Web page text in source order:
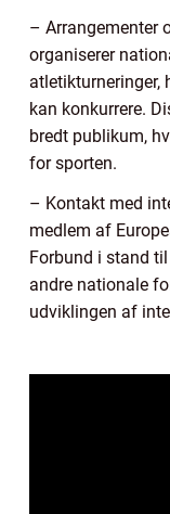
– Arrangementer
organiserer
atletikturneringer,
kan konkurrere.
bredt publikum,
for sporten.
– Kontakt med
medlem af
Forbund i stand
andre nationale
udviklingen af